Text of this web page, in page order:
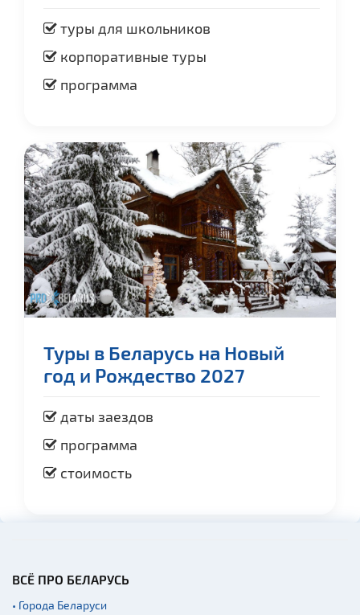
туры для школьников
корпоративные туры
программа
Туры в Беларусь на Новый
год и Рождество 2027
даты заездов
программа
стоимость
ВСЁ ПРО БЕЛАРУСЬ
• Города Беларуси